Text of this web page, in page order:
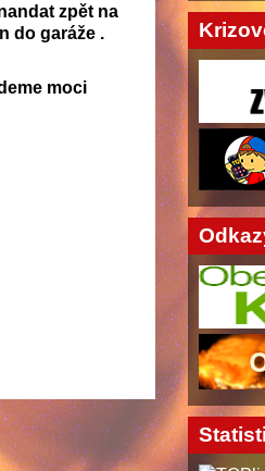
zpět na
do garáže .
moci